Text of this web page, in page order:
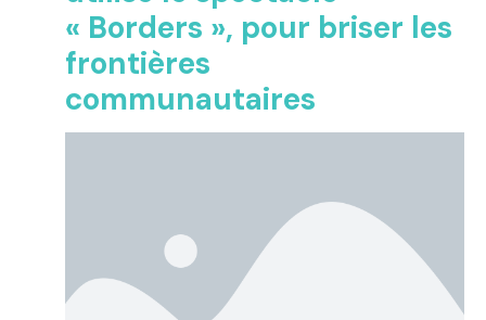
« Borders », pour briser les
frontières
communautaires